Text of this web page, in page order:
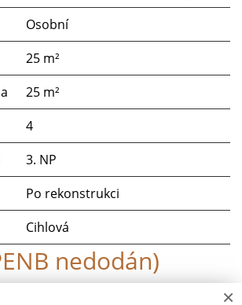
Osobní
25 m²
25 m²
4
3. NP
Po rekonstrukci
Cihlová
nedodán)
×